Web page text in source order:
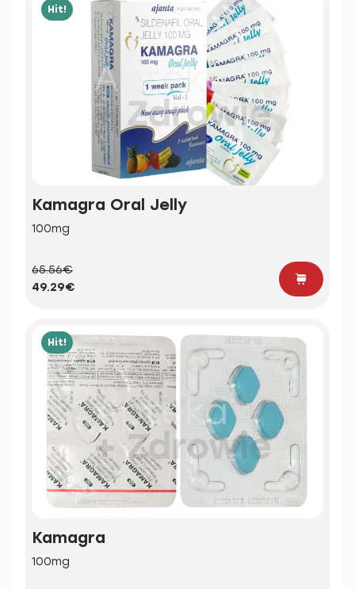
Hit!
Kamagra Oral Jelly
100mg
65.56€
49.29€
Hit!
Kamagra
100mg